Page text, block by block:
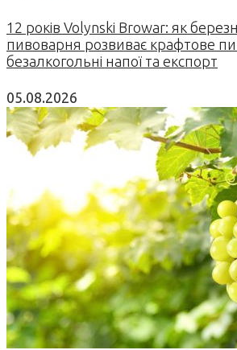
12 років Volynski Browar: як
пивоварня розвиває крафтове
безалкогольні напої та експорт
05.08.2026